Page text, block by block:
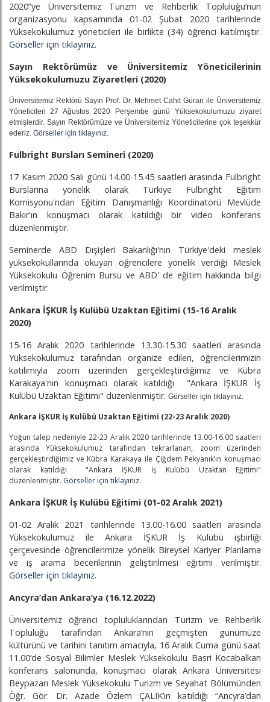
2020”ye Üniversitemiz Turizm ve Rehberlik Topluluğu’nun
organizasyonu kapsamında 01-02 Şubat 2020 tarihlerinde
Yüksekokulumuz yöneticileri ile birlikte (34) öğrenci katılmıştır.
Görseller için tıklayınız.
Sayın Rektörümüz ve Üniversitemiz Yöneticilerinin
Yüksekokulumuzu Ziyaretleri (2020)
Üniversitemiz Rektörü Sayın Prof. Dr. Mehmet Cahit Güran ile Üniversitemiz
Yöneticileri 27 Ağustos 2020 Perşembe günü Yüksekokulumuzu ziyaret
etmişlerdir. Sayın Rektörümüze ve Üniversitemiz Yöneticilerine çok teşekkür
ederiz. Görseller için tıklayınız.
Fulbright Bursları Semineri (2020)
17 Kasım 2020 Salı günü 14.00-15.45 saatleri arasında Fulbright
Burslarına yönelik olarak Türkiye Fulbright Eğitim
Komisyonu'ndan Eğitim Danışmanlığı Koordinatörü Mevlüde
Bakır'ın konuşmacı olarak katıldığı bir video konferans
düzenlenmiştir.
Seminerde ABD Dışişleri Bakanlığı'nın Türkiye'deki meslek
yüksekokullarında okuyan öğrencilere yönelik verdiği Meslek
Yüksekokulu Öğrenim Bursu ve ABD' de eğitim hakkında bilgi
verilmiştir.
Ankara İŞKUR İş Kulübü Uzaktan Eğitimi (15-16 Aralık
2020)
15-16 Aralık 2020 tarihlerinde 13.30-15.30 saatleri arasında
Yüksekokulumuz tarafından organize edilen, öğrencilerimizin
katılımıyla zoom üzerinden gerçekleştirdiğimiz ve Kübra
Karakaya'nın konuşmacı olarak katıldığı "Ankara İŞKUR İş
Kulübü Uzaktan Eğitimi" düzenlenmiştir. Görseller için tıklayınız.
Ankara İŞKUR İş Kulübü Uzaktan Eğitimi (22-23 Aralık 2020)
Yoğun talep nedeniyle 22-23 Aralık 2020 tarihlerinde 13.00-16.00 saatleri
arasında Yüksekokulumuz tarafından tekrarlanan, zoom üzerinden
gerçekleştirdiğimiz ve Kübra Karakaya ile Çiğdem Pekyanık’ın konuşmacı
olarak katıldığı "Ankara İŞKUR İş Kulübü Uzaktan Eğitimi"
düzenlenmiştir. Görseller için tıklayınız.
Ankara İŞKUR İş Kulübü Eğitimi (01-02 Aralık 2021)
01-02 Aralık 2021 tarihlerinde 13.00-16.00 saatleri arasında
Yüksekokulumuz ile Ankara İŞKUR İş Kulübü işbirliği
çerçevesinde öğrencilerimize yönelik Bireysel Kariyer Planlama
ve iş arama becerilerinin geliştirilmesi eğitimi verilmiştir.
Görseller için tıklayınız.
Ancyra’dan Ankara’ya (16.12.2022)
Üniversitemiz öğrenci topluluklarından Turizm ve Rehberlik
Topluluğu tarafından Ankara’nın geçmişten günümüze
kültürünü ve tarihini tanıtım amacıyla, 16 Aralık Cuma günü saat
11.00’de Sosyal Bilimler Meslek Yüksekokulu Basri Kocabalkan
konferans salonunda, konuşmacı olarak Ankara Üniversitesi
Beypazarı Meslek Yüksekokulu Turizm ve Seyahat Bölümünden
Öğr. Gör. Dr. Azade Özlem ÇALIK’ın katıldığı “Ancyra’dan